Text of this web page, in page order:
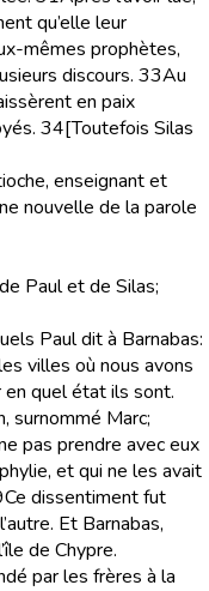
qu’elle leur
mêmes prophètes,
discours. 33Au
en paix
34[Toutefois Silas
enseignant et
nouvelle de la parole
Paul et de Silas;
Paul dit à Barnabas:
villes où nous avons
en quel état ils sont.
surnommé Marc;
pas prendre avec eux
et qui ne les avait
Ce dissentiment fut
Et Barnabas,
de Chypre.
par les frères à la